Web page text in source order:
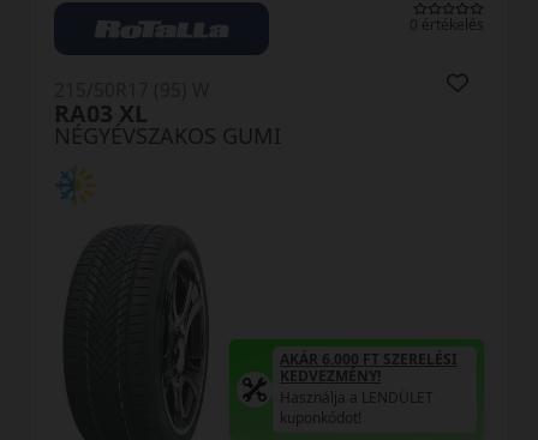
0 értékelés
NÉGYÉVSZAKOS GUMI
RA03 XL
AKÁR 6.000 FT SZERELÉSI
KEDVEZMÉNY!
Használja a LENDÜLET
kuponkódot!